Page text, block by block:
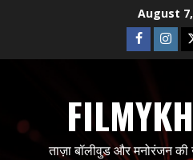
August
Facebook
ताज़ा बॉलीवुड और मनोरंजन की